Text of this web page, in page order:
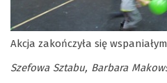
Akcja zakończyła się
Szefowa Sztabu, Barbara